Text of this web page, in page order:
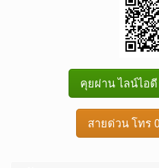
คุยผ่าน ไลน์ไอดี
สายด่วน โทร